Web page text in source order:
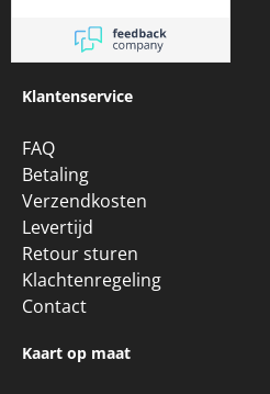
Betaling
Verzendkosten
Levertijd
Retour sturen
Klachtenregeling
Contact